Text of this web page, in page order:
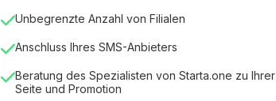
Unbegrenzte Anzahl von Filialen
Anschluss Ihres SMS-Anbieters
Beratung des Spezialisten von Starta.one zu Ihrer
Seite und Promotion